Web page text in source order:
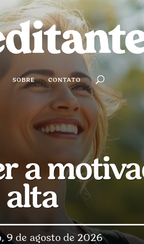
SOBRE CONTATO
a
alta
9 de agosto de 2026